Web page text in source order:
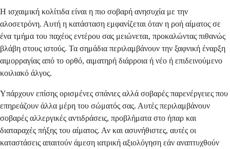
Η ισχαιμική κολίτιδα είναι η πιο σοβαρή ανησυχία με την
αλοσετρόνη. Αυτή η κατάσταση εμφανίζεται όταν η ροή αίματος σε
ένα τμήμα του παχέος εντέρου σας μειώνεται, προκαλώντας πιθανώς
βλάβη στους ιστούς. Τα σημάδια περιλαμβάνουν την ξαφνική έναρξη
αιμορραγίας από το ορθό, αιματηρή διάρροια ή νέο ή επιδεινούμενο
κοιλιακό άλγος.
Υπάρχουν επίσης ορισμένες σπάνιες αλλά σοβαρές παρενέργειες που
επηρεάζουν άλλα μέρη του σώματός σας. Αυτές περιλαμβάνουν
σοβαρές αλλεργικές αντιδράσεις, προβλήματα στο ήπαρ και
διαταραχές πήξης του αίματος. Αν και ασυνήθιστες, αυτές οι
καταστάσεις απαιτούν άμεση ιατρική αξιολόγηση εάν αναπτυχθούν